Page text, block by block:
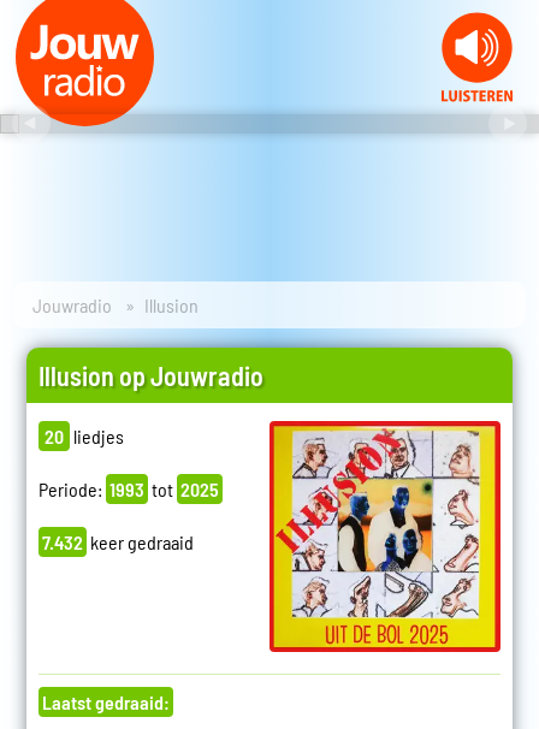
Jouwradio Illusion
Illusion op Jouwradio
20 liedjes
Periode: 1993 tot 2025
7.432 keer gedraaid
Laatst gedraaid: